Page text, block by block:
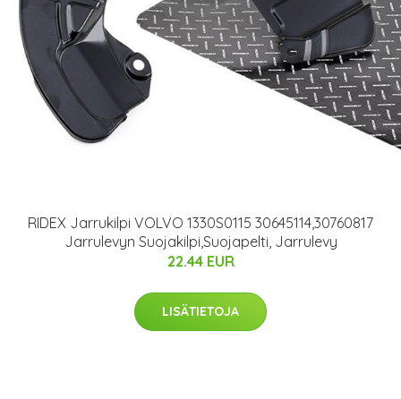
RIDEX Jarrukilpi VOLVO 1330S0115 30645114,30760817
Jarrulevyn Suojakilpi,Suojapelti, Jarrulevy
22.44 EUR
LISÄTIETOJA